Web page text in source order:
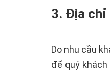
3. Địa chỉ
Do nhu cầu
để quý